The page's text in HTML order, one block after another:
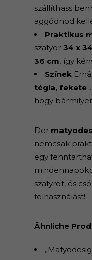
szállíthass
aggódnod
Praktikus
szatyor 34 x
36 cm, így
Színek
tégla, fekete
hogy
Der
nemcsak
egy
szatyrot, és
felhasználást!
Ähnliche